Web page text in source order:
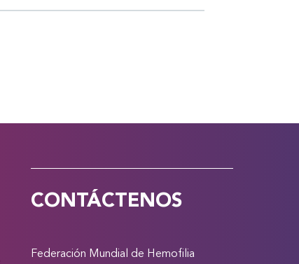
CONTÁCTENOS
Federación Mundial de Hemofilia